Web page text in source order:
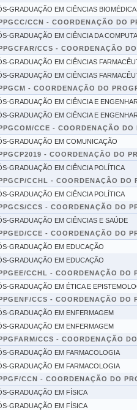
GRADUAÇÃO EM CIÊNCIAS
CCN - COORDENAÇÃO DO
GRADUAÇÃO EM CIÊNCIA DA
CCS - COORDENAÇÃO
GRADUAÇÃO EM CIÊNCIAS
GRADUAÇÃO EM CIÊNCIAS
- COORDENAÇÃO DO
GRADUAÇÃO EM CIÊNCIA E
GRADUAÇÃO EM CIÊNCIA E
CCE - COORDENAÇÃO
GRADUAÇÃO EM COMUNICAÇÃO
- COORDENAÇÃO DO
GRADUAÇÃO EM CIÊNCIA POLÍTICA
CCHL - COORDENAÇÃO DO
GRADUAÇÃO EM CIÊNCIA POLÍTICA
CCS - COORDENAÇÃO DO
GRADUAÇÃO EM CIÊNCIAS E SAÚDE
CCE - COORDENAÇÃO DO
GRADUAÇÃO EM EDUCAÇÃO
GRADUAÇÃO EM EDUCAÇÃO
CCHL - COORDENAÇÃO DO
GRADUAÇÃO EM ÉTICA E
CCS - COORDENAÇÃO DO
GRADUAÇÃO EM ENFERMAGEM
GRADUAÇÃO EM ENFERMAGEM
CCS - COORDENAÇÃO
GRADUAÇÃO EM FARMACOLOGIA
GRADUAÇÃO EM FARMACOLOGIA
CCN - COORDENAÇÃO DO
GRADUAÇÃO EM FÍSICA
GRADUAÇÃO EM FÍSICA